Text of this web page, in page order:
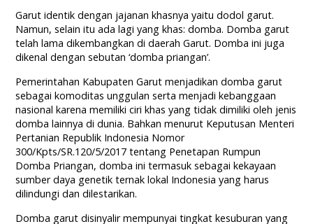
Garut identik dengan jajanan khasnya yaitu dodol garut.
Namun, selain itu ada lagi yang khas: domba. Domba garut
telah lama dikembangkan di daerah Garut. Domba ini juga
dikenal dengan sebutan ‘domba priangan’.
Pemerintahan Kabupaten Garut menjadikan domba garut
sebagai komoditas unggulan serta menjadi kebanggaan
nasional karena memiliki ciri khas yang tidak dimiliki oleh jenis
domba lainnya di dunia. Bahkan menurut Keputusan Menteri
Pertanian Republik Indonesia Nomor
300/Kpts/SR.120/5/2017 tentang Penetapan Rumpun
Domba Priangan, domba ini termasuk sebagai kekayaan
sumber daya genetik ternak lokal Indonesia yang harus
dilindungi dan dilestarikan.
Domba garut disinyalir mempunyai tingkat kesuburan yang